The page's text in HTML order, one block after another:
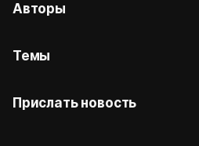
Авторы
Темы
Прислать новость